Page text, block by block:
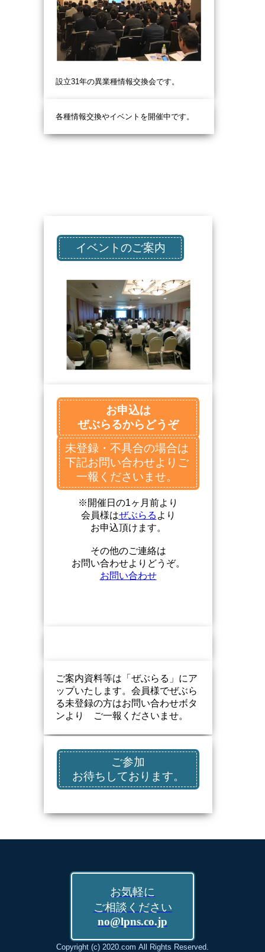
設立31年の異業種情報交換会です。
各種情報交換やイベントを開催中です。
イベントのご案内
お申込は
ぜぶらるからどうぞ
未登録・不具合の場合は
下記お問い合わせよりご
一報くださいませ。
※開催日の1ヶ月前より
会員様はぜぶらる より
お申込頂けます。
その他のご連絡は
お問い合わせよりどうぞ。
お問い合わせ
ご案内資料等は「ぜぶらる」にア
ップいたします。会員様でぜぶら
る未登録の方はお問い合わせボタ
ンより ご一報くださいませ。
ご参加
お待ちしております。
お気軽に
ご相談ください
no@lpns.co.jp
Copyright (c) 2020.com All Rights Reserved.